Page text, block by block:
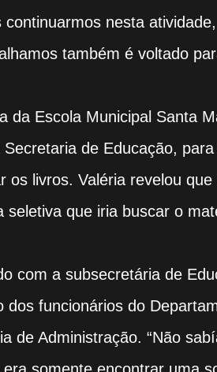
continuarmos nesta
também é voltado
da Escola Municipal Santa
Secretaria de Educação,
os livros. Valéria revelou
seletiva que iria buscar o
com a subsecretária de
dos funcionários do
de Administração. “Não